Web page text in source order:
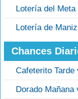
Lotería del
Lotería de
Chances
Cafeterito
Dorado Mañana